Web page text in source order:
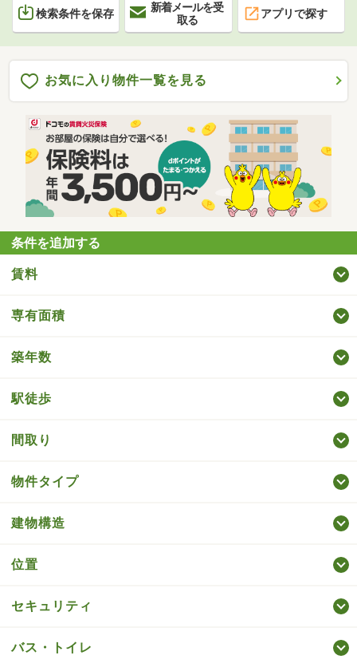
検索条件を保存
新着メールを受
取る
アプリで探す
お気に入り物件一覧を見る
条件を追加する
賃料
専有面積
築年数
駅徒歩
間取り
物件タイプ
建物構造
位置
セキュリティ
バス・トイレ